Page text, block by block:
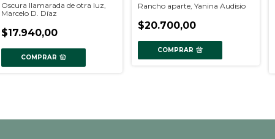
Oscura llamarada de otra luz,
Marcelo D. Díaz
$17.940,00
COMPRAR
Rancho aparte, Yanina Audisio
$20.700,00
COMPRAR